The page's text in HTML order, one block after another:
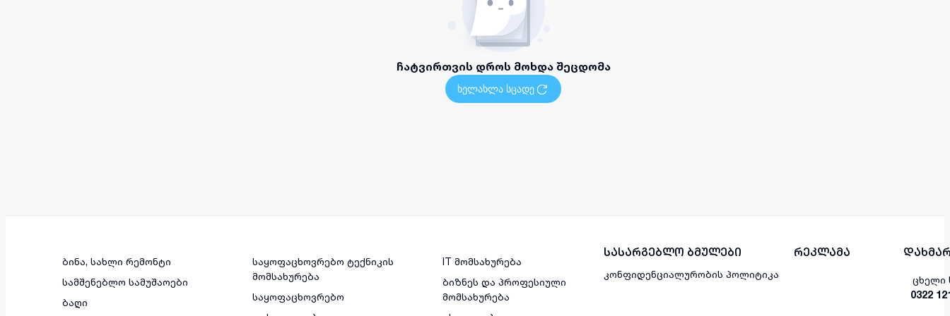
ჩატვირთვის დროს მოხდა შეცდომა
ხელახლა სცადე
ბინა, სახლი რემონტი
სამშენებლო სამუშაოები
ბაღი
საყოფაცხოვრებო ტექნიკის
მომსახურება
საყოფაცხოვრებო
IT მომსახურება
ბიზნეს და პროფესიული
მომსახურება
რეკლამა
სასარგებლო ბმულები
კონფიდენციალურობის პოლიტიკა
ცხელი
0322